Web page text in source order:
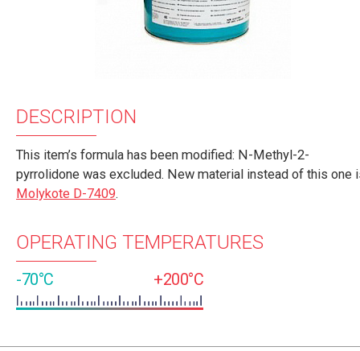
DESCRIPTION
This item’s formula has been modified: N-Methyl-2-
pyrrolidone was excluded. New material instead of this one
Molykote D-7409.
OPERATING TEMPERATURES
-70°C +200°C